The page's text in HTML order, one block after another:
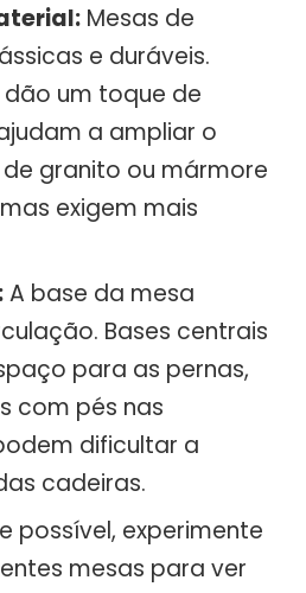
Mesas de
e duráveis.
um toque de
a ampliar o
granito ou mármore
exigem mais
A base da mesa
Bases centrais
para as pernas,
com pés nas
dificultar a
cadeiras.
possível, experimente
mesas para ver